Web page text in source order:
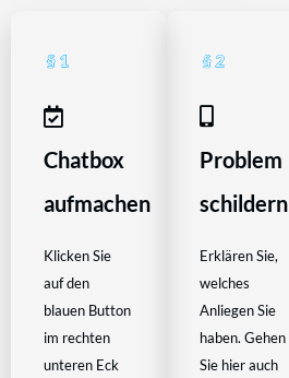
Chatbox
aufmachen
Klicken Sie
auf den
blauen Button
im rechten
unteren Eck
Problem
schildern
Erklären Sie,
welches
Anliegen Sie
haben. Gehen
Sie hier auch